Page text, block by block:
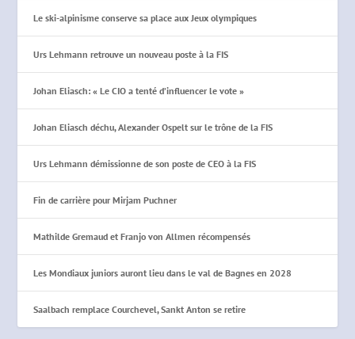
Le ski-alpinisme conserve sa place aux Jeux olympiques
Urs Lehmann retrouve un nouveau poste à la FIS
Johan Eliasch: « Le CIO a tenté d’influencer le vote »
Johan Eliasch déchu, Alexander Ospelt sur le trône de la FIS
Urs Lehmann démissionne de son poste de CEO à la FIS
Fin de carrière pour Mirjam Puchner
Mathilde Gremaud et Franjo von Allmen récompensés
Les Mondiaux juniors auront lieu dans le val de Bagnes en 2028
Saalbach remplace Courchevel, Sankt Anton se retire